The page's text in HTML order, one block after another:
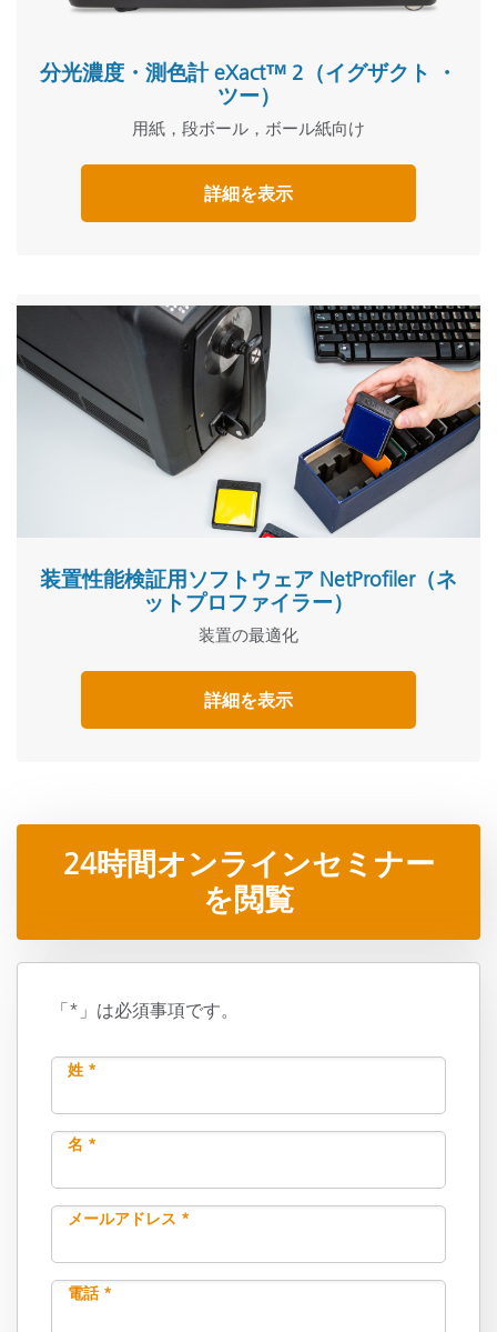
分光濃度・測色計 eXact™ 2（イグザクト ・
ツー）
用紙，段ボール，ボール紙向け
詳細を表示
装置性能検証用ソフトウェア NetProfiler（ネ
ットプロファイラー）
装置の最適化
詳細を表示
24時間オンラインセミナー
を閲覧
「*」は必須事項です。
姓 *
名 *
メールアドレス *
電話 *